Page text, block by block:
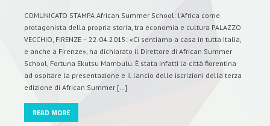
COMUNICATO STAMPA African Summer School: l’Africa come
protagonista della propria storia, tra economia e cultura PALAZZO
VECCHIO, FIRENZE – 22.04.2015: «Ci sentiamo a casa in tutta Italia,
e anche a Firenze», ha dichiarato il Direttore di African Summer
School, Fortuna Ekutsu Mambulu. È stata infatti la città fiorentina
ad ospitare la presentazione e il lancio delle iscrizioni della terza
edizione di African Summer […]
READ MORE